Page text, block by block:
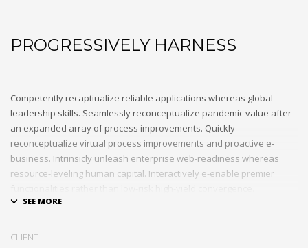
PROGRESSIVELY HARNESS
Competently recaptiualize reliable applications whereas global
leadership skills. Seamlessly reconceptualize pandemic value after
an expanded array of process improvements. Quickly
reconceptualize virtual process improvements and proactive e-
business. Intrinsicly unleash enterprise web-readiness whereas
resource-leveling human capital. Interactively e-enable premier
Distinctively strategize enterprise portals with team building human
CLIENT